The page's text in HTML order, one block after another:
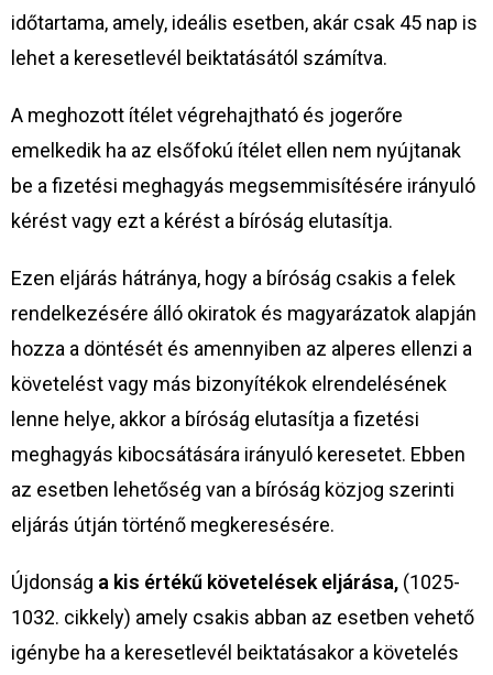
időtartama, amely, ideális esetben, akár csak 45 nap is
lehet a keresetlevél beiktatásától számítva.
A meghozott ítélet végrehajtható és jogerőre
emelkedik ha az elsőfokú ítélet ellen nem nyújtanak
be a fizetési meghagyás megsemmisítésére irányuló
kérést vagy ezt a kérést a bíróság elutasítja.
Ezen eljárás hátránya, hogy a bíróság csakis a felek
rendelkezésére álló okiratok és magyarázatok alapján
hozza a döntését és amennyiben az alperes ellenzi a
követelést vagy más bizonyítékok elrendelésének
lenne helye, akkor a bíróság elutasítja a fizetési
meghagyás kibocsátására irányuló keresetet. Ebben
az esetben lehetőség van a bíróság közjog szerinti
eljárás útján történő megkeresésére.
Újdonság a kis értékű követelések eljárása, (1025-
1032. cikkely) amely csakis abban az esetben vehető
igénybe ha a keresetlevél beiktatásakor a követelés